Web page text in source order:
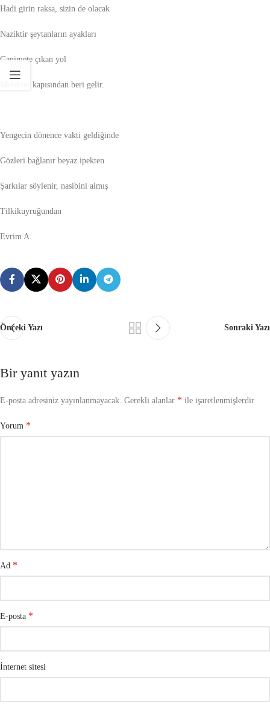
Hadi girin raksa, sizin de olacak
Naziktir şeytanların ayakları
Ganimete çıkan yol
Melekler kapısından beri gelir.
Yengecin dönence vakti geldiğinde
Gözleri bağlanır beyaz ipekten
Şarkılar söylenir, nasibini almış
Tilkikuyruğundan
Evrim A.
Önceki Yazı Sonraki Yazı
Bir yanıt yazın
E-posta adresiniz yayınlanmayacak. Gerekli alanlar * ile işaretlenmişlerdir
Yorum *
Ad *
E-posta *
İnternet sitesi